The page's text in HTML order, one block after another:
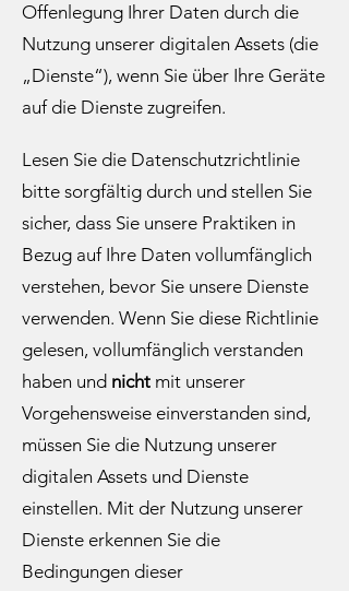
Offenlegung Ihrer Daten durch die
Nutzung unserer digitalen Assets (die
„Dienste“), wenn Sie über Ihre Geräte
auf die Dienste zugreifen.​
Lesen Sie die Datenschutzrichtlinie
bitte sorgfältig durch und stellen Sie
sicher, dass Sie unsere Praktiken in
Bezug auf Ihre Daten vollumfänglich
verstehen, bevor Sie unsere Dienste
verwenden. Wenn Sie diese Richtlinie
gelesen, vollumfänglich verstanden
haben und nicht mit unserer
Vorgehensweise einverstanden sind,
müssen Sie die Nutzung unserer
digitalen Assets und Dienste
einstellen. Mit der Nutzung unserer
Dienste erkennen Sie die
Bedingungen dieser